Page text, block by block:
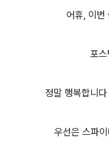
어휴, 이번
포
정말 행복합니
우선은 스파